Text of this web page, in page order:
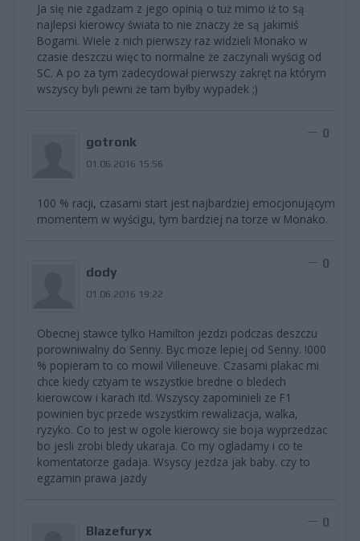
Ja się nie zgadzam z jego opinią o tuż mimo iż to są
najlepsi kierowcy świata to nie znaczy że są jakimiś
Bogami. Wiele z nich pierwszy raz widzieli Monako w
czasie deszczu więc to normalne że zaczynali wyścig od
SC. A po za tym zadecydował pierwszy zakręt na którym
wszyscy byli pewni że tam byłby wypadek ;)
gotronk
01.06.2016 15:56
0
100 % racji, czasami start jest najbardziej emocjonującym
momentem w wyścigu, tym bardziej na torze w Monako.
dody
01.06.2016 19:22
0
Obecnej stawce tylko Hamilton jezdzi podczas deszczu
porowniwalny do Senny. Byc moze lepiej od Senny. !000
% popieram to co mowil Villeneuve. Czasami plakac mi
chce kiedy cztyam te wszystkie bredne o bledech
kierowcow i karach itd. Wszyscy zapominieli ze F1
powinien byc przede wszystkim rewalizacja, walka,
ryzyko. Co to jest w ogole kierowcy sie boja wyprzedzac
bo jesli zrobi bledy ukaraja. Co my ogladamy i co te
komentatorze gadaja. Wsyscy jezdza jak baby. czy to
egzamin prawa jazdy
Blazefuryx
0